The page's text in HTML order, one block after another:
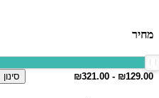
מחיר
סינון